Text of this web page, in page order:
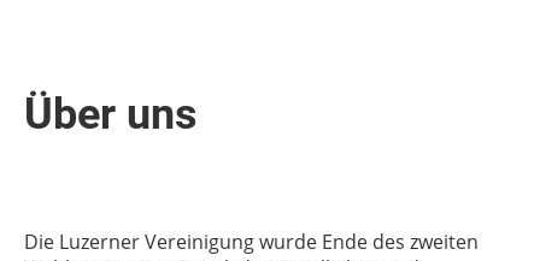
Über uns
Die Luzerner Vereinigung wurde Ende des zweiten